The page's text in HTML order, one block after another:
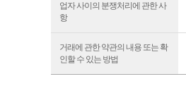
업자 사이의 분쟁처리에 관한 사
항
거래에 관한 약관의 내용 또는 확
인할 수 있는 방법